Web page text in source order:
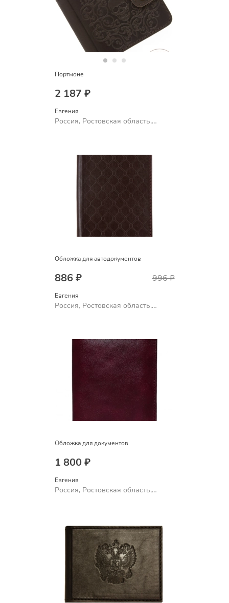
Портмоне
2 187 ₽
Евгения
Россия, Ростовская область,
Обложка для автодокументов
886 ₽ 996 ₽
Евгения
Россия, Ростовская область,
Обложка для документов
1 800 ₽
Евгения
Россия, Ростовская область,